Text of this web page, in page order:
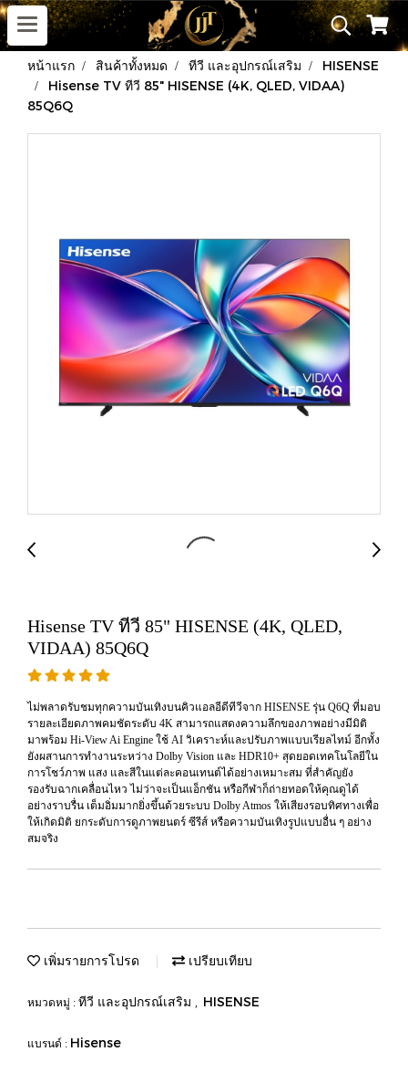
หน้าแรก สินค้าทั้งหมด ทีวี และอุปกรณ์เสริม
HISENSE
Hisense TV ทีวี 85" HISENSE (4K, QLED, VIDAA)
85Q6Q
Hisense TV ทีวี 85" HISENSE (4K, QLED,
VIDAA) 85Q6Q
ไม่พลาดรับชมทุกความบันเทิงบนคิวแอลอีดีทีวีจาก HISENSE รุ่น Q6Q ที่มอบ
รายละเอียดภาพคมชัดระดับ 4K สามารถแสดงความลึกของภาพอย่างมีมิติ
มาพร้อม Hi-View Ai Engine ใช้ AI วิเคราะห์และปรับภาพแบบเรียลไทม์ อีกทั้ง
ยังผสานการทำงานระหว่าง Dolby Vision และ HDR10+ สุดยอดเทคโนโลยีใน
การโชว์ภาพ แสง และสีในแต่ละคอนเทนต์ได้อย่างเหมาะสม ที่สำคัญยัง
รองรับฉากเคลื่อนไหว ไม่ว่าจะเป็นแอ็กชัน หรือกีฬาก็ถ่ายทอดให้คุณดูได้
อย่างราบรื่น เต็มอิ่มมากยิ่งขึ้นด้วยระบบ Dolby Atmos ให้เสียงรอบทิศทางเพื่อ
ให้เกิดมิติ ยกระดับการดูภาพยนตร์ ซีรีส์ หรือความบันเทิงรูปแบบอื่น ๆ อย่าง
สมจริง
เพิ่มรายการโปรด เปรียบเทียบ
หมวดหมู่ : ทีวี และอุปกรณ์เสริม , HISENSE
แบรนด์ : Hisense